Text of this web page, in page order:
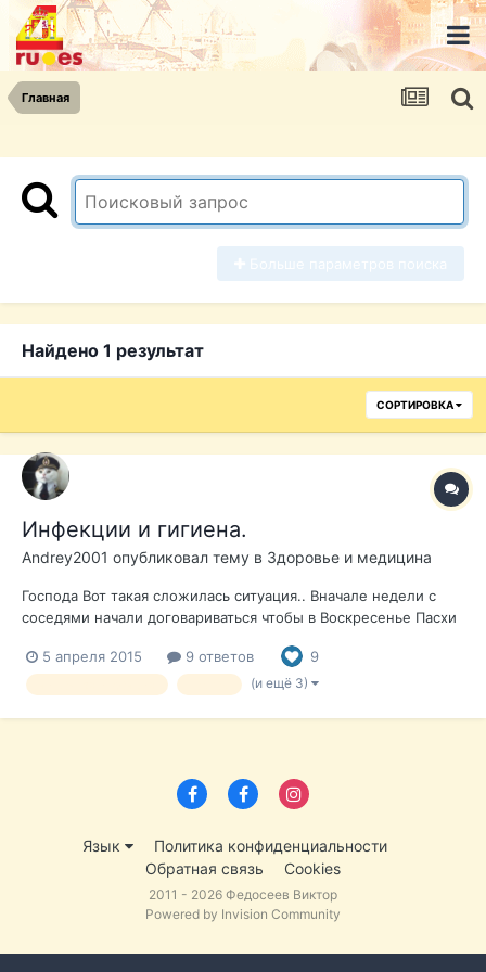
Главная
Найдено 1 результат
СОРТИРОВКА
Инфекции и гигиена.
Andrey2001 опубликовал тему в Здоровье и медицина
Господа Вот такая сложилась ситуация.. Вначале недели с
соседями начали договариваться чтобы в Воскресенье Пасхи
сказали, что их невестка сильно отравилась и попала в
госпиталь (ужинали с друзьями в Аликанте в кафе). Потом
5 апреля 2015 9 ответов 9
(и ещё 3)
Язык
Политика конфиденциальности
Обратная связь
Cookies
2011 - 2026 Федосеев Виктор
Powered by Invision Community